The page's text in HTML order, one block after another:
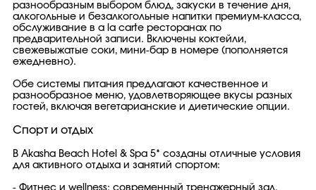
разнообразным выбором блюд, закуски в течение дня,
алкогольные и безалкогольные напитки премиум-класса,
обслуживание в a la carte ресторанах по
предварительной записи. Включены коктейли,
свежевыжатые соки, мини-бар в номере (пополняется
ежедневно).
Обе системы питания предлагают качественное и
разнообразное меню, удовлетворяющее вкусы разных
гостей, включая вегетарианские и диетические опции.
Спорт и отдых
В Akasha Beach Hotel & Spa 5* созданы отличные условия
для активного отдыха и занятий спортом:
- Фитнес и wellness: современный тренажерный зал,